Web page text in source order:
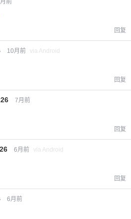
前
回复
10月前 via Android
回复
7月前
回复
6月前 via Android
回复
6月前